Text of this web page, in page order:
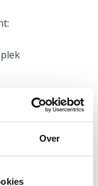
Over
alleen voor